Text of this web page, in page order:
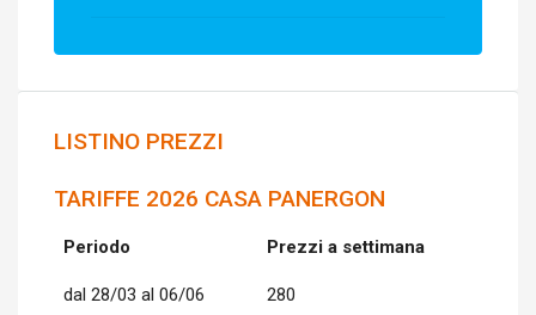
LISTINO PREZZI
TARIFFE 2026 CASA PANERGON
Periodo Prezzi a settimana
dal 28/03 al 06/06 280